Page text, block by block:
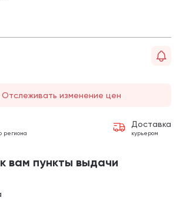
Отслеживать изменение цен
региона
Доставка
курьером
вам пункты выдачи